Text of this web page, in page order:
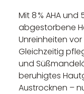
Mit 8 % AHA und
abgestorbene
Unreinheiten
Gleichzeitig
und
beruhigtes
Austrocknen –